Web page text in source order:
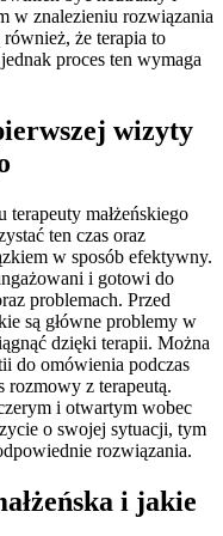
w znalezieniu rozwiązania
że terapia to
proces ten wymaga
wizyty
małżeńskiego
ten czas oraz
w sposób efektywny.
i gotowi do
problemach. Przed
są główne problemy w
dzięki terapii. Można
do omówienia podczas
rozmowy z terapeutą.
i otwartym wobec
o swojej sytuacji, tym
rozwiązania.
i jakie